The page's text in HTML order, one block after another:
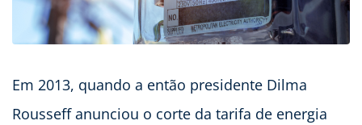
Em 2013, quando a então presidente Dilma
Rousseff anunciou o corte da tarifa de energia